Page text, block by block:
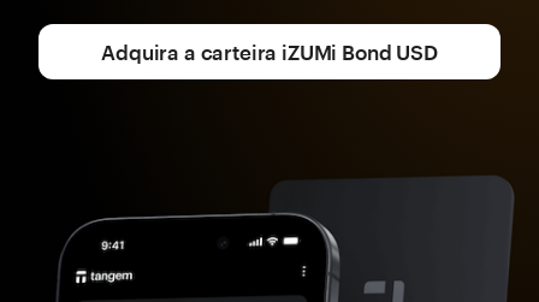
Adquira a carteira iZUMi Bond USD